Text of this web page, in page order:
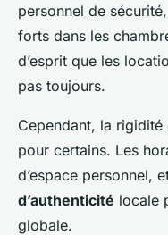
personnel de
forts dans les
d’esprit que les
pas toujours.
Cependant, la
pour certains. Les
d’espace personnel,
d’authenticité locale
globale.